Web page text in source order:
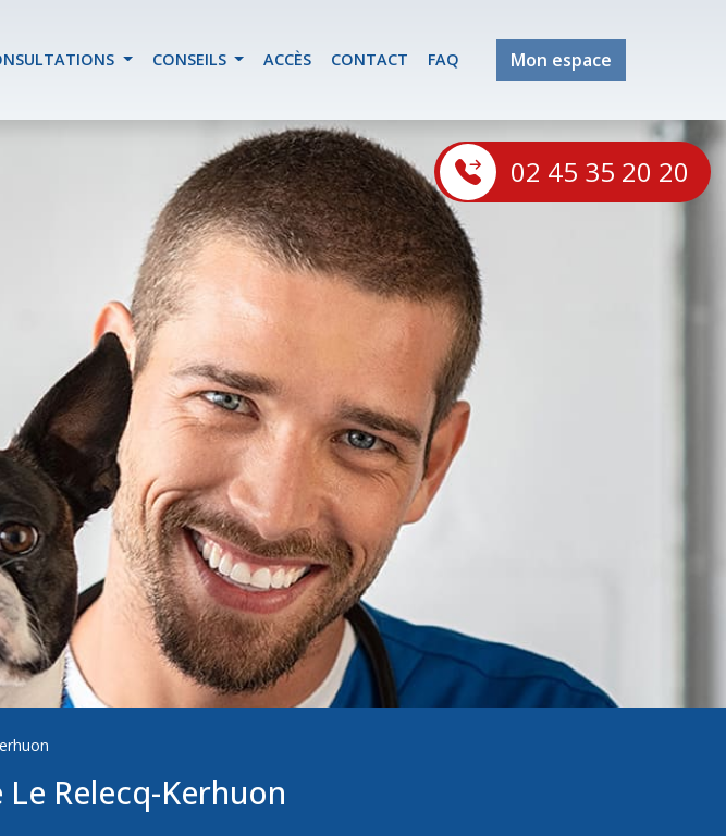
CONSEILS ACCÈS CONTACT FAQ Mon espace
02 45 35 20 20
Relecq-Kerhuon